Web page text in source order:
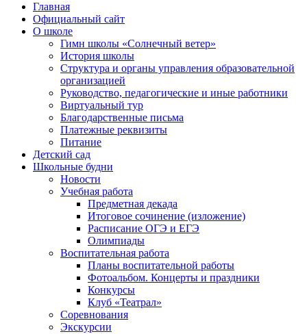
Главная
Официальный сайт
О школе
Гимн школы «Солнечный ветер»
История школы
Структура и органы управления образовательной
организацией
Руководство, педагогические и иные работники
Виртуальный тур
Благодарственные письма
Платежные реквизиты
Питание
Детский сад
Школьные будни
Новости
Учебная работа
Предметная декада
Итоговое сочинение (изложение)
Расписание ОГЭ и ЕГЭ
Олимпиады
Воспитательная работа
Планы воспитательной работы
Фотоальбом. Концерты и праздники
Конкурсы
Клуб «Театрал»
Соревнования
Экскурсии